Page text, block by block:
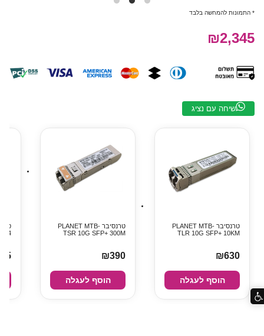
* התמונות להמחשה בלבד
₪2,345
שיחה עם נציג
טרנסיבר PLANET MTB-
TLR 10G SFP+ 10KM
₪630
הוסף לעגלה
טרנסיבר PLANET MTB-
TSR 10G SFP+ 300M
₪390
הוסף לעגלה
24